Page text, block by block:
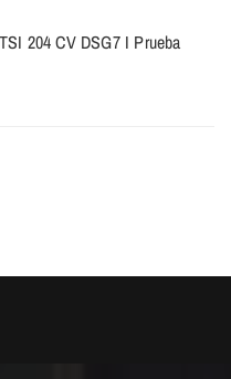
204 CV DSG7 I Prueba